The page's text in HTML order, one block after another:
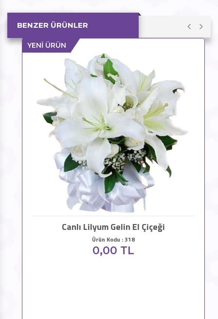
BENZER ÜRÜNLER
YENİ ÜRÜN
Canlı Lilyum Gelin El Çiçeği
Ürün Kodu : 318
0,00 TL